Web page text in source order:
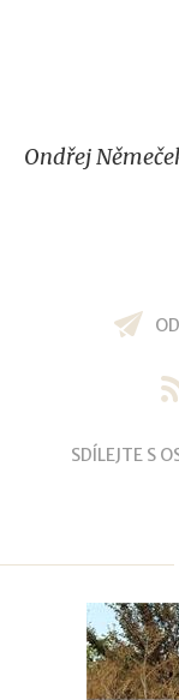
Ondřej
SDÍLEJTE S